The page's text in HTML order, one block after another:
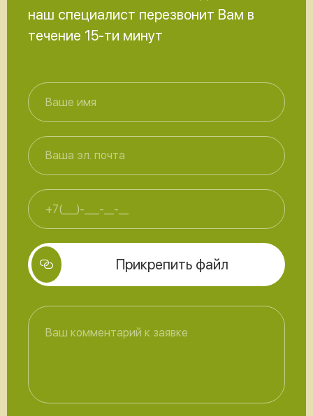
наш специалист перезвонит Вам в
течение 15-ти минут
Прикрепить файл